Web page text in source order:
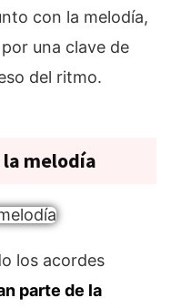
con la melodía,
una clave de
del ritmo.
la melodía
los acordes
parte de la